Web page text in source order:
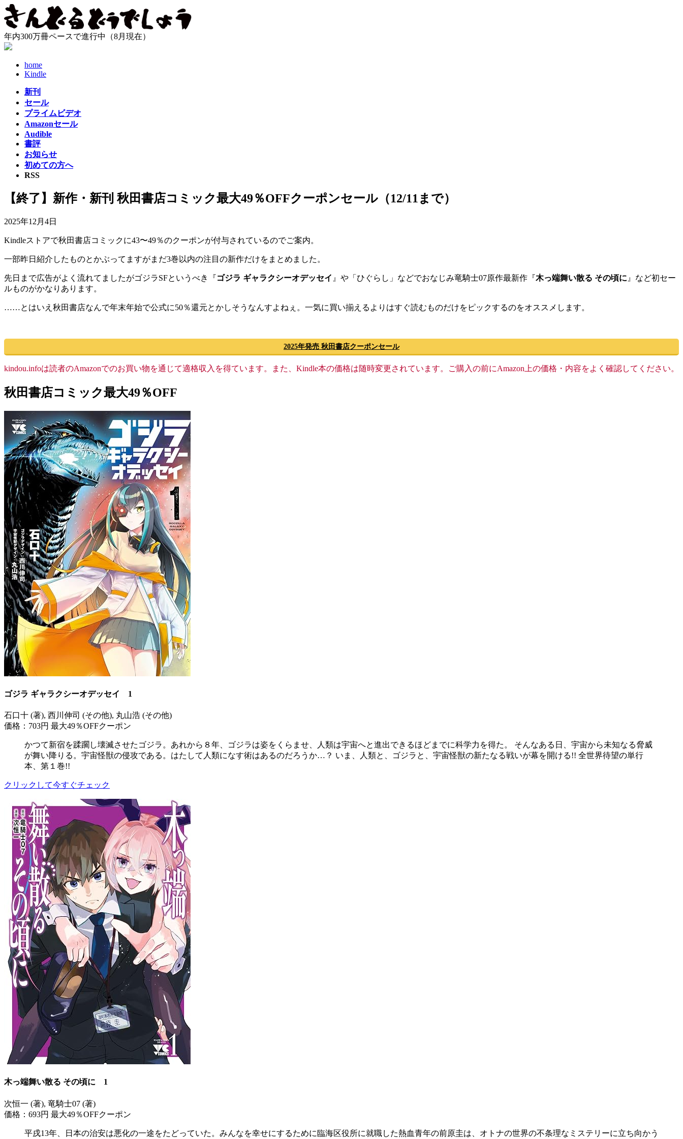
コ
ン
テ
ン
ツ
ナ
ビ
ゲ
ー
シ
年内300万冊ペースで進行中（8月現在）
home
Kindle
新刊
セール
プライムビデオ
Amazonセール
Audible
書評
お知らせ
初めての方へ
RSS
【終了】新作・新刊 秋田書店コミック最大49％OFFクーポンセール（12/11まで）
2025年12月4日
Kindleストアで秋田書店コミックに43〜49％のクーポンが付与されているのでご案内。
一部昨日紹介したものとかぶってますがまだ3巻以内の注目の新作だけをまとめました。
先日まで広告がよく流れてましたがゴジラSFというべき『ゴジラ ギャラクシーオデッセイ 』や「ひぐらし」などでおなじみ竜騎士07原作最新作『木っ端舞い散る その頃に 』など初セー
ルものがかなりあります。
……とはいえ秋田書店なんで年末年始で公式に50％還元とかしそうなんすよねぇ。一気に買い揃えるよりはすぐ読むものだけをピックするのをオススメします。
2025年発売 秋田書店クーポンセール
kindou.infoは読者のAmazonでのお買い物を通じて適格収入を得ています。また、Kindle本の価格は随時変更されています。ご購入の前にAmazon上の価格・内容をよく確認してください。
秋田書店コミック最大49％OFF
ゴジラ ギャラクシーオデッセイ 1
石口十 (著), 西川伸司 (その他), 丸山浩 (その他)
価格：703円 最大49％OFFクーポン
かつて新宿を蹂躙し壊滅させたゴジラ。あれから８年、ゴジラは姿をくらませ、人類は宇宙へと進出できるほどまでに科学力を得た。 そんなある日、宇宙から未知なる脅威
が舞い降りる。宇宙怪獣の侵攻である。はたして人類になす術はあるのだろうか…？ いま、人類と、ゴジラと、宇宙怪獣の新たなる戦いが幕を開ける!! 全世界待望の単行
本、第１巻!!
クリックして今すぐチェック
木っ端舞い散る その頃に 1
次恒一 (著), 竜騎士07 (著)
価格：693円 最大49％OFFクーポン
平戌13年、日本の治安は悪化の一途をたどっていた。みんなを幸せにするために臨海区役所に就職した熱血青年の前原圭は、オトナの世界の不条理なミステリーに立ち向かう